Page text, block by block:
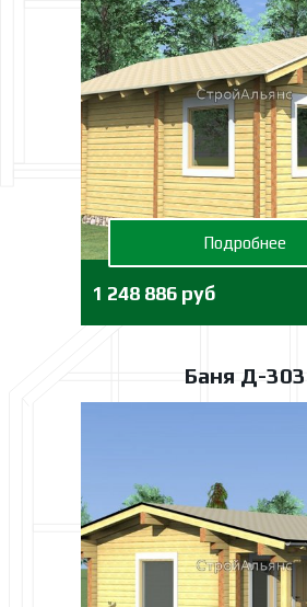
Баня Д-303
1 248 886 руб
Подробнее